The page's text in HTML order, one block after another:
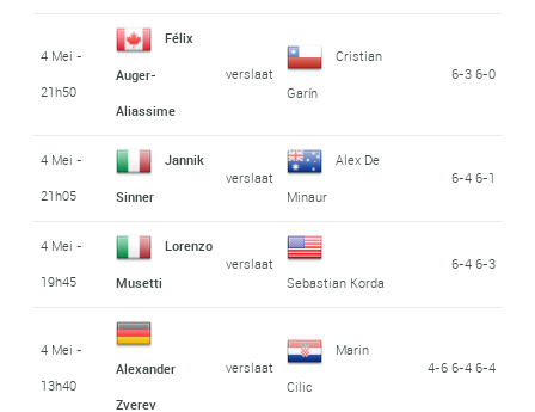
4 Mei -
21h50
Félix
Auger-
Aliassime
verslaat
Cristian
Garín
6-3 6-0
4 Mei -
21h05
Jannik
Sinner
verslaat
Alex De
Minaur
6-4 6-1
4 Mei -
19h45
Lorenzo
Musetti
verslaat
Sebastian Korda
6-4 6-3
4 Mei -
13h40
Alexander
Zverev
verslaat
Marin
Cilic
4-6 6-4 6-4